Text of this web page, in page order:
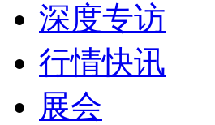
深度专访
行情快讯
展会